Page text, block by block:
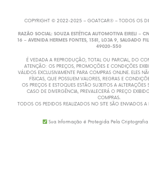
COPYRIGHT © 2022-2025 – GOATCAR® – TODOS OS
RAZÃO SOCIAL: SOUZA ESTÉTICA AUTOMOTIVA EIRELI –
16 – AVENIDA HERMES FONTES, 1381, LOJA 9, SALGADO
49020-550
É VEDADA A REPRODUÇÃO, TOTAL OU PARCIAL, DO
ATENÇÃO: OS PREÇOS, PROMOÇÕES E CONDIÇÕES
VÁLIDOS EXCLUSIVAMENTE PARA COMPRAS ONLINE. ELES
FÍSICAS, QUE POSSUEM VALORES, REGRAS E
OS PREÇOS E ESTOQUES ESTÃO SUJEITOS A ALTERAÇÕES
CASO DE DIVERGÊNCIA, PREVALECERÁ O PREÇO
COMPRAS.
TODOS OS PEDIDOS REALIZADOS NO SITE SÃO ENVIADOS A
Sua Informação é Protegida Pela Criptografia